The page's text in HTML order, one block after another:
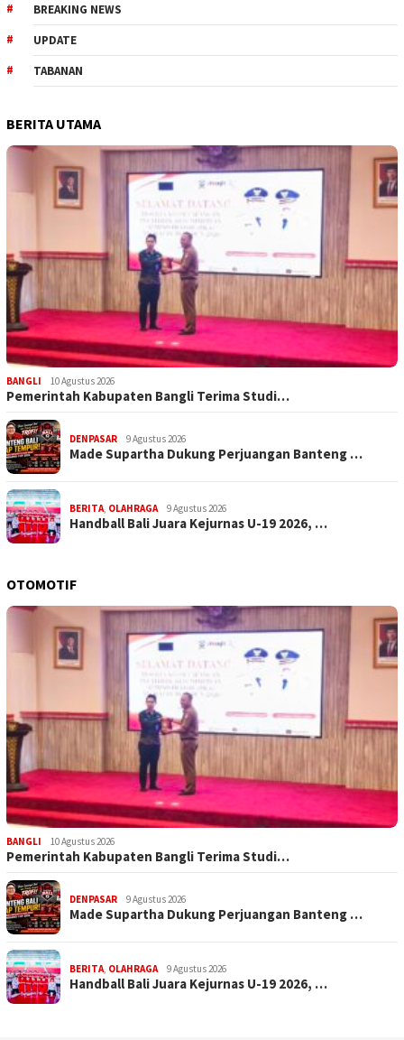
BREAKING NEWS
UPDATE
TABANAN
BERITA UTAMA
BANGLI 10 Agustus 2026
Pemerintah Kabupaten Bangli Terima Studi…
DENPASAR 9 Agustus 2026
Made Supartha Dukung Perjuangan Banteng …
BERITA OLAHRAGA 9 Agustus 2026
Handball Bali Juara Kejurnas U-19 2026, …
OTOMOTIF
BANGLI 10 Agustus 2026
Pemerintah Kabupaten Bangli Terima Studi…
DENPASAR 9 Agustus 2026
Made Supartha Dukung Perjuangan Banteng …
BERITA OLAHRAGA 9 Agustus 2026
Handball Bali Juara Kejurnas U-19 2026, …